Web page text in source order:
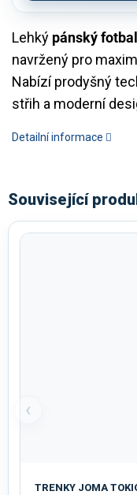
Lehký pánský
navržený pro
Nabízí prodyšný
střih a moderní
Detailní informace
Související
‹
TRENKY JOMA